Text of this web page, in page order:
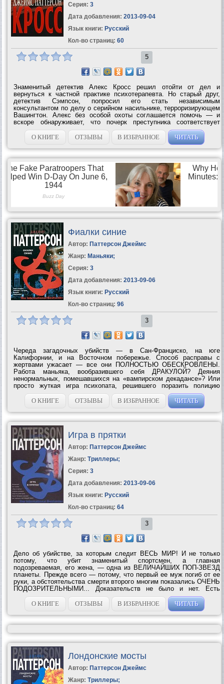
Серия: 3
Дата добавления: 2013-09-04
Язык книги: Русский
Кол-во страниц: 60
5
Знаменитый детектив Алекс Кросс решил отойти от дел и
вернуться к частной практике психотерапевта. Но старый друг,
детектив Сэмпсон, попросил его стать независимым
консультантом по делу о серийном насильнике, терроризирующем
Вашингтон. Алекс без особой охоты соглашается помочь — и
вскоре обнаруживает, что почерк преступника соответствует
манере действий безжалостного маньяка по прозвищу Мясник,
одной из жертв которого...
О КНИГЕ ОТЗЫВЫ В ИЗБРАННОЕ ЧИТАТЬ
Фиалки синие
Автор: Паттерсон Джеймс
Жанр: Маньяки;
Серия: 3
Дата добавления: 2013-09-06
Язык книги: Русский
Кол-во страниц: 96
3
Череда загадочных убийств — в Сан-Франциско, на юге
Калифорнии, и на Восточном побережье. Способ расправы с
жертвами ужасает — все они ПОЛНОСТЬЮ ОБЕСКРОВЛЕНЫ.
Работа маньяка, вообразившего себя ДРАКУЛОЙ? Деяния
ненормальных, помешавшихся на «вампирском декадансе»? Или
просто жуткая игра психопата, решившего поразить полицию
«оригинальностью»? Детектив Алекс Кросс еще не знает, какая из
трех версий — верная. Пока ему ясно...
О КНИГЕ ОТЗЫВЫ В ИЗБРАННОЕ ЧИТАТЬ
Игра в прятки
Автор: Паттерсон Джеймс
Жанр: Триллеры;
Серия: 3
Дата добавления: 2013-09-06
Язык книги: Русский
Кол-во страниц: 64
3
Дело об убийстве, за которым следит ВЕСЬ МИР! И не только
потому, что убит знаменитый спортсмен, а главная
подозреваемая, его жена, — одна из ВЕЛИЧАЙШИХ ПОП-ЗВЕЗД
планеты. Прежде всего — потому, что первый ее муж погиб от ее
руки, а обстоятельства смерти второго многим показались ОЧЕНЬ
ПОДОЗРИТЕЛЬНЫМИ... Доказательств не было и нет. Есть
только ЗАГАДОЧНЫЕ СОВПАДЕНИЯ. И их — ВСЕ...
О КНИГЕ
ОТЗЫВЫ В ИЗБРАННОЕ ЧИТАТЬ
Лондонские мосты
Автор: Паттерсон Джеймс
Жанр: Триллеры;